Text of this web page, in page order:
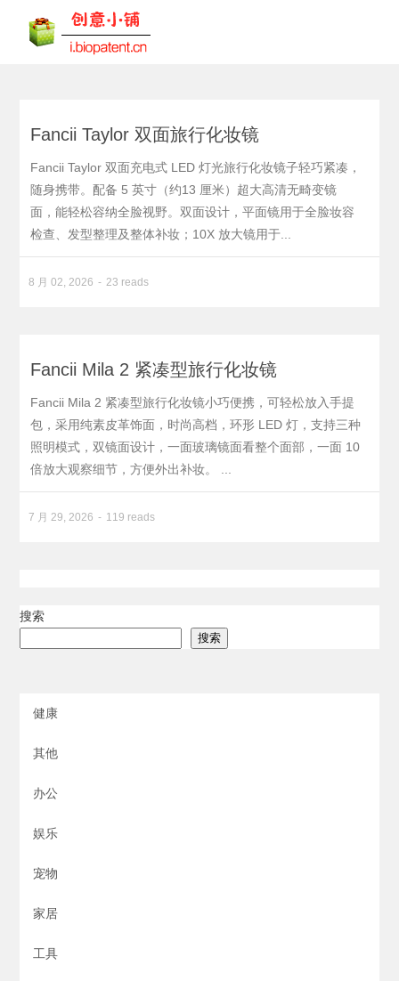
Fancii Taylor 双面旅行化妆镜
Fancii Taylor 双面充电式 LED 灯光旅行化妆镜子轻巧紧凑，
随身携带。配备 5 英寸（约13 厘米）超大高清无畸变镜
面，能轻松容纳全脸视野。双面设计，平面镜用于全脸妆容
检查、发型整理及整体补妆；10X 放大镜用于...
8 月 02, 2026 23 reads
Fancii Mila 2 紧凑型旅行化妆镜
Fancii Mila 2 紧凑型旅行化妆镜小巧便携，可轻松放入手提
包，采用纯素皮革饰面，时尚高档，环形 LED 灯，支持三种
照明模式，双镜面设计，一面玻璃镜面看整个面部，一面 10
倍放大观察细节，方便外出补妆。 ...
7 月 29, 2026 119 reads
搜索
搜索
健康
其他
办公
娱乐
宠物
家居
工具